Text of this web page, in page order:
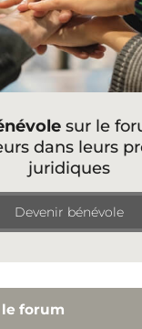
sur le
dans leurs
juridiques
Devenir bénévole
forum